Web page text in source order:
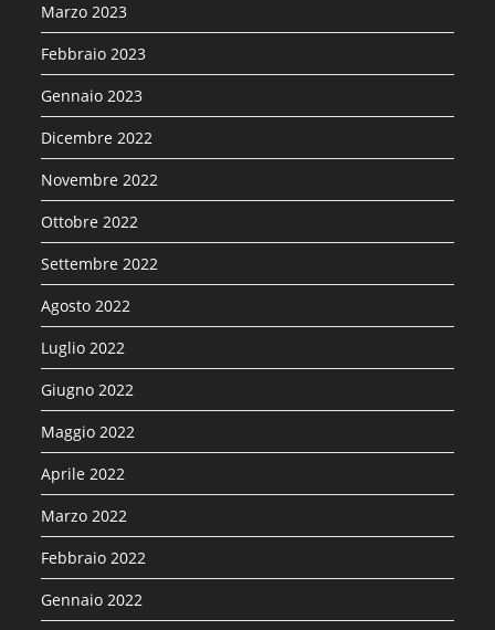
Marzo 2023
Febbraio 2023
Gennaio 2023
Dicembre 2022
Novembre 2022
Ottobre 2022
Settembre 2022
Agosto 2022
Luglio 2022
Giugno 2022
Maggio 2022
Aprile 2022
Marzo 2022
Febbraio 2022
Gennaio 2022